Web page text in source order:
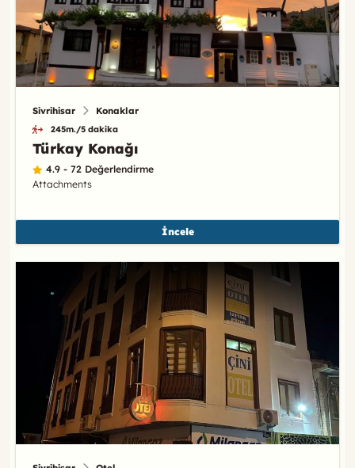
Sivrihisar Konaklar
245m./5 dakika
Türkay Konağı
4.9 - 72 Değerlendirme
Attachments
İncele